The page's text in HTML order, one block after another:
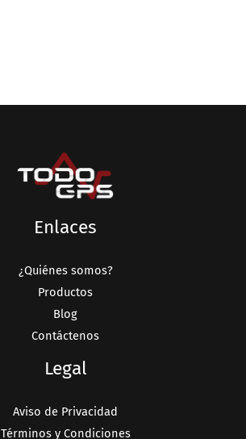
Enlaces
¿Quiénes somos?
Productos
Blog
Contáctenos
Legal
Aviso de Privacidad
Términos y Condiciones